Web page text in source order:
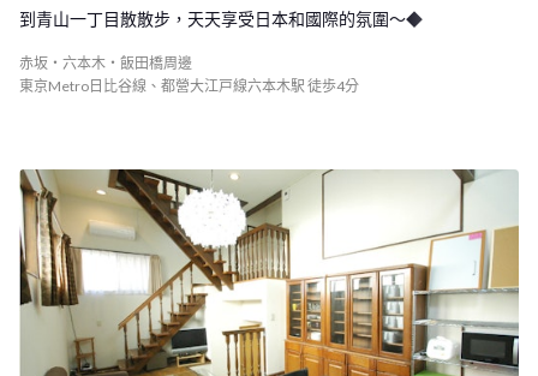
到青山一丁目散散步，天天享受日本和國際的氛圍～◆
赤坂・六本木・飯田橋周邊
東京Metro日比谷線、都營大江戸線六本木駅 徒歩4分